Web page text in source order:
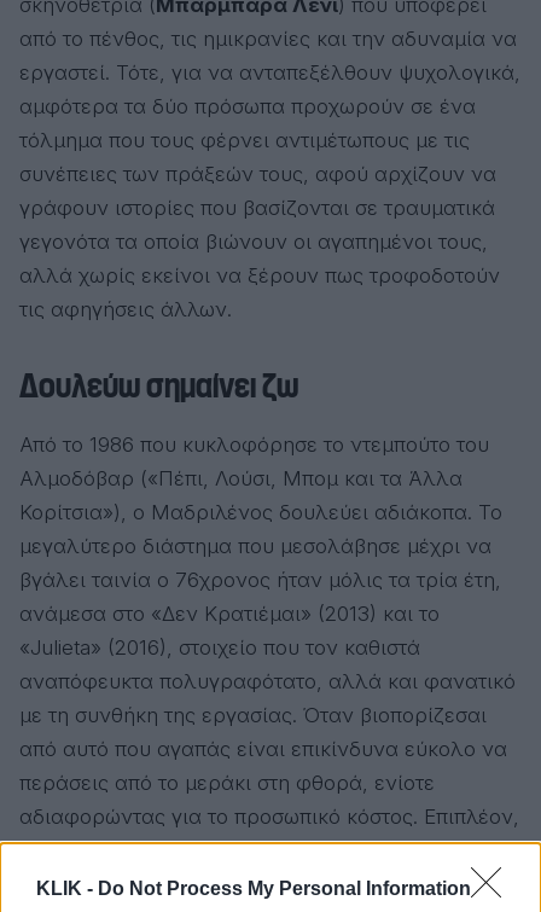
KLIK - Do Not Process My Personal Information
από το πένθος, τις ημικρανίες και την αδυναμία να
εργαστεί. Τότε, για να ανταπεξέλθουν ψυχολογικά,
αμφότερα τα δύο πρόσωπα προχωρούν σε ένα
τόλμημα που τους φέρνει αντιμέτωπους με τις
συνέπειες των πράξεών τους, αφού αρχίζουν να
γράφουν ιστορίες που βασίζονται σε τραυματικά
γεγονότα τα οποία βιώνουν οι αγαπημένοι τους,
αλλά χωρίς εκείνοι να ξέρουν πως τροφοδοτούν
τις αφηγήσεις άλλων.
Δουλεύω σημαίνει ζω
Από το 1986 που κυκλοφόρησε το ντεμπούτο του
Αλμοδόβαρ («Πέπι, Λούσι, Μπομ και τα Άλλα
Κορίτσια»), ο Μαδριλένος δουλεύει αδιάκοπα. Το
μεγαλύτερο διάστημα που μεσολάβησε μέχρι να
βγάλει ταινία ο 76χρονος ήταν μόλις τα τρία έτη,
ανάμεσα στο «Δεν Κρατιέμαι» (2013) και το
«Julieta» (2016), στοιχείο που τον καθιστά
αναπόφευκτα πολυγραφότατο, αλλά και φανατικό
με τη συνθήκη της εργασίας. Όταν βιοπορίζεσαι
από αυτό που αγαπάς είναι επικίνδυνα εύκολο να
περάσεις από το μεράκι στη φθορά, ενίοτε
αδιαφορώντας για το προσωπικό κόστος. Επιπλέον,
διευκολύνεται η απώλεια της διαύγειας, της
καθαρής σκέψης που επιβραδύνει τους ρυθμούς